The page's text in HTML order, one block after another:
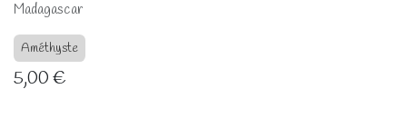
Madagascar
Améthyste
5,00€